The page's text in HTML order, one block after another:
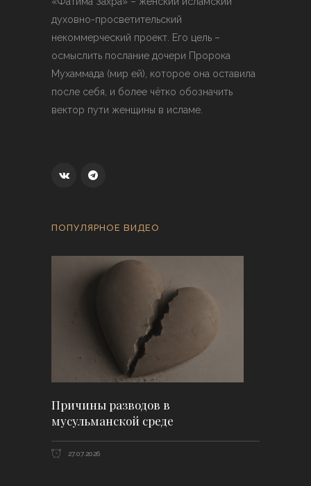
духовно-просветительский
некоммерческий проект. Его цель –
осмыслить послание дочери Пророка
Мухаммада (мир ей), которое она оставила
после себя, и более чётко обозначить
вектор пути женщины в исламе.
ПОПУЛЯРНОЕ ВИДЕО
Причины разводов в
мусульманской среде
27.07.2026